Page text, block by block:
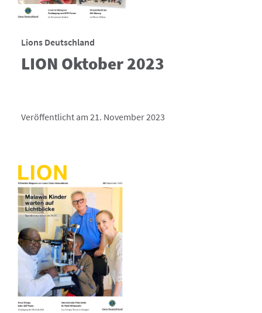
Lions Deutschland
LION Oktober 2023
Veröffentlicht am 21. November 2023